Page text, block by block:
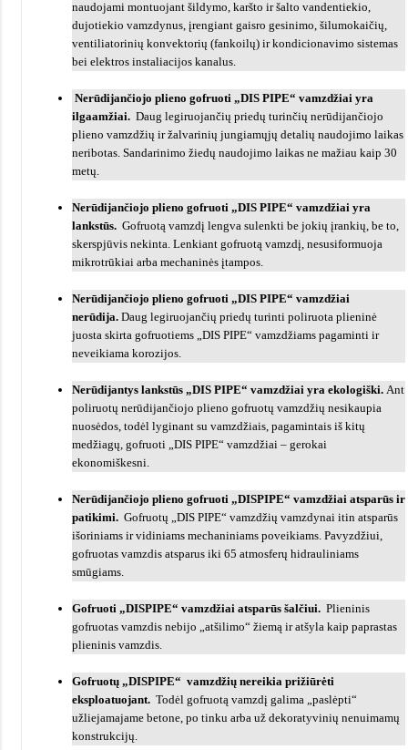
naudojami montuojant šildymo, karšto ir šalto vandentiekio,
dujotiekio vamzdynus, įrengiant gaisro gesinimo, šilumokaičių,
ventiliatorinių konvektorių (fankoilų) ir kondicionavimo sistemas
bei elektros instaliacijos kanalus.
Nerūdijančiojo plieno gofruoti „DIS PIPE“ vamzdžiai yra
ilgaamžiai. Daug legiruojančių priedų turinčių nerūdijančiojo
plieno vamzdžių ir žalvarinių jungiamųjų detalių naudojimo laikas
neribotas. Sandarinimo žiedų naudojimo laikas ne mažiau kaip 30
metų.
Nerūdijančiojo plieno gofruoti „DIS PIPE“ vamzdžiai yra
lankstūs. Gofruotą vamzdį lengva sulenkti be jokių įrankių, be to,
skerspjūvis nekinta. Lenkiant gofruotą vamzdį, nesusiformuoja
mikrotrūkiai arba mechaninės įtampos.
Nerūdijančiojo plieno gofruoti „DIS PIPE“ vamzdžiai
nerūdija. Daug legiruojančių priedų turinti poliruota plieninė
juosta skirta gofruotiems „DIS PIPE“ vamzdžiams pagaminti ir
neveikiama korozijos.
Nerūdijantys lankstūs „DIS PIPE“ vamzdžiai yra ekologiški. Ant
poliruotų nerūdijančiojo plieno gofruotų vamzdžių nesikaupia
nuosėdos, todėl lyginant su vamzdžiais, pagamintais iš kitų
medžiagų, gofruoti „DIS PIPE“ vamzdžiai – gerokai
ekonomiškesni.
Nerūdijančiojo plieno gofruoti „DISPIPE“ vamzdžiai atsparūs ir
patikimi. Gofruotų „DIS PIPE“ vamzdžių vamzdynai itin atsparūs
išoriniams ir vidiniams mechaniniams poveikiams. Pavyzdžiui,
gofruotas vamzdis atsparus iki 65 atmosferų hidrauliniams
smūgiams.
Gofruoti „DISPIPE“ vamzdžiai atsparūs šalčiui. Plieninis
gofruotas vamzdis nebijo „atšilimo“ žiemą ir atšyla kaip paprastas
plieninis vamzdis.
Gofruotų „DISPIPE“ vamzdžių nereikia prižiūrėti
eksploatuojant. Todėl gofruotą vamzdį galima „paslėpti“
užliejamajame betone, po tinku arba už dekoratyvinių nenuimamų
konstrukcijų.